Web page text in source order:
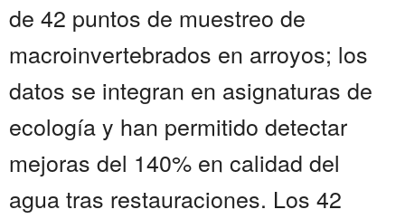
de 42 puntos de muestreo de
macroinvertebrados en arroyos; los
datos se integran en asignaturas de
ecología y han permitido detectar
mejoras del 140% en calidad del
agua tras restauraciones. Los 42